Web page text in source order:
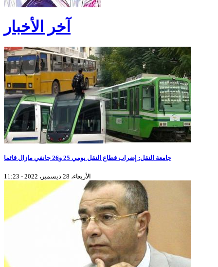
آخر الأخبار
جامعة النقل: إضراب قطاع النقل يومي 25 و26 جانفي مازال قائما
الأربعاء، 28 ديسمبر، 2022 - 11:23